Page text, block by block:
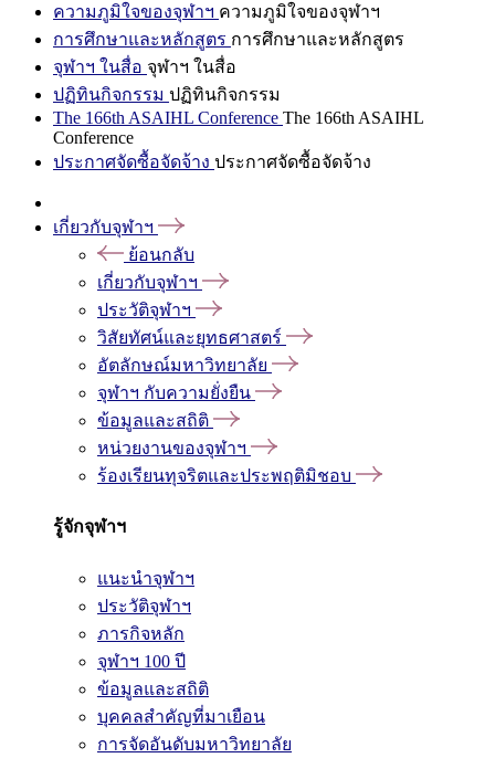
ความภูมิใจของจุฬาฯ ความภูมิใจของจุฬาฯ
การศึกษาและหลักสูตร การศึกษาและหลักสูตร
จุฬาฯ ในสื่อ จุฬาฯ ในสื่อ
ปฏิทินกิจกรรม ปฏิทินกิจกรรม
The 166th ASAIHL Conference The 166th ASAIHL
Conference
ประกาศจัดซื้อจัดจ้าง ประกาศจัดซื้อจัดจ้าง
เกี่ยวกับจุฬาฯ
ย้อนกลับ
เกี่ยวกับจุฬาฯ
ประวัติจุฬาฯ
วิสัยทัศน์และยุทธศาสตร์
อัตลักษณ์มหาวิทยาลัย
จุฬาฯ กับความยั่งยืน
ข้อมูลและสถิติ
หน่วยงานของจุฬาฯ
ร้องเรียนทุจริตและประพฤติมิชอบ
รู้จักจุฬาฯ
แนะนำจุฬาฯ
ประวัติจุฬาฯ
ภารกิจหลัก
จุฬาฯ 100 ปี
ข้อมูลและสถิติ
บุคคลสำคัญที่มาเยือน
การจัดอันดับมหาวิทยาลัย